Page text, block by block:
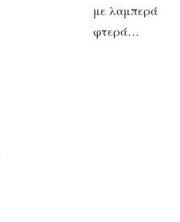
με λαμπερά
φτερά…